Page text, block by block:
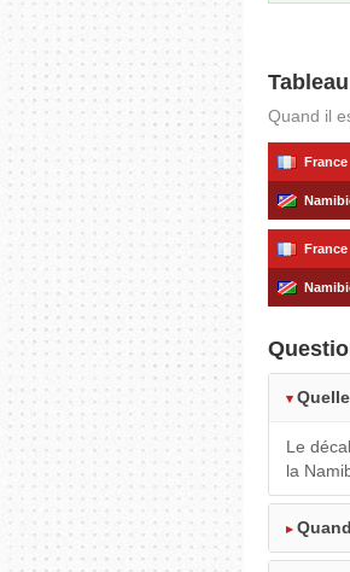
Quand il
France
France
Le
la